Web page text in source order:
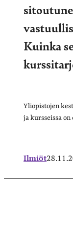
Kuinka
Yliopistojen
ja kursseissa
Ilmiöt